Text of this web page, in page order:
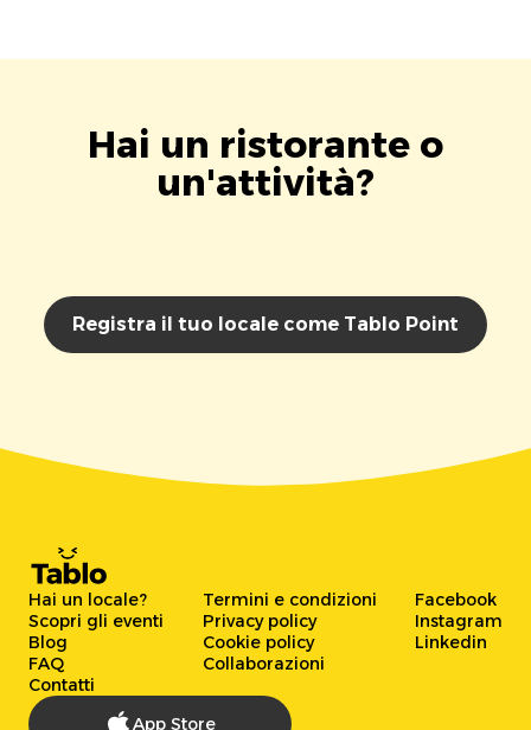
Hai un ristorante o
un'attività?
Registra il tuo locale come Tablo Point
Hai un locale?
Scopri gli eventi
Blog
FAQ
Contatti
Termini e condizioni
Privacy policy
Cookie policy
Collaborazioni
Facebook
Instagram
Linkedin
App Store